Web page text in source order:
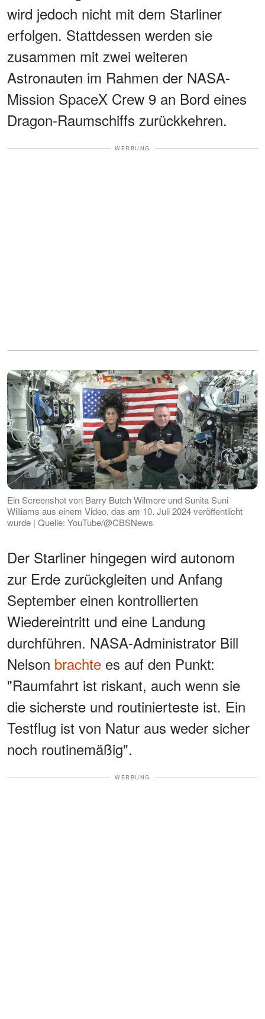
wird jedoch nicht mit dem Starliner
erfolgen. Stattdessen werden sie
zusammen mit zwei weiteren
Astronauten im Rahmen der NASA-
Mission SpaceX Crew 9 an Bord eines
Dragon-Raumschiffs zurückkehren.
WERBUNG
Ein Screenshot von Barry Butch Wilmore und Sunita Suni
Williams aus einem Video, das am 10. Juli 2024 veröffentlicht
wurde | Quelle: YouTube/@CBSNews
Der Starliner hingegen wird autonom
zur Erde zurückgleiten und Anfang
September einen kontrollierten
Wiedereintritt und eine Landung
durchführen. NASA-Administrator Bill
Nelson brachte es auf den Punkt:
"Raumfahrt ist riskant, auch wenn sie
die sicherste und routinierteste ist. Ein
Testflug ist von Natur aus weder sicher
noch routinemäßig".
WERBUNG